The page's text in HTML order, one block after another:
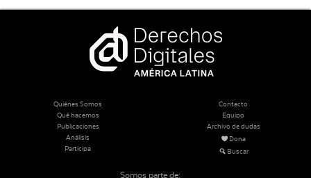
Quiénes Somos
Qué hacemos
Publicaciones
Análisis
Participa
Contacto
Equipo
Archivo de dudas
Dona
Buscar
Somos parte de: